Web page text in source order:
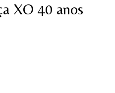
XO 40 anos